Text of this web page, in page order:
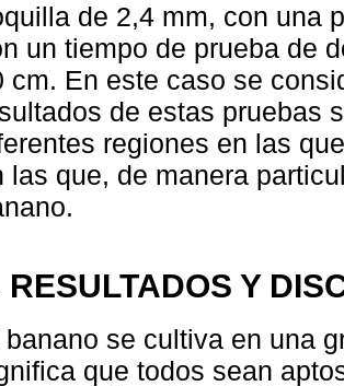
de 2,4 mm, con una
un tiempo de prueba de
cm. En este caso se
de estas pruebas
regiones en las
las que, de manera
RESULTADOS Y
banano se cultiva en una
que todos sean